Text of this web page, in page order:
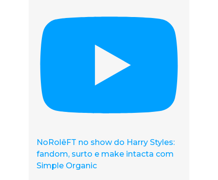
NoRolêFT no show do Harry Styles:
fandom, surto e make intacta com
Simple Organic